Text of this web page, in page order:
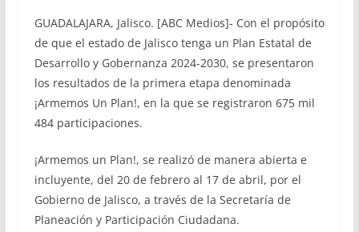
GUADALAJARA, Jalisco. [ABC Medios]- Con el propósito
de que el estado de Jalisco tenga un Plan Estatal de
Desarrollo y Gobernanza 2024-2030, se presentaron
los resultados de la primera etapa denominada
¡Armemos Un Plan!, en la que se registraron 675 mil
484 participaciones.
¡Armemos un Plan!, se realizó de manera abierta e
incluyente, del 20 de febrero al 17 de abril, por el
Gobierno de Jalisco, a través de la Secretaría de
Planeación y Participación Ciudadana.